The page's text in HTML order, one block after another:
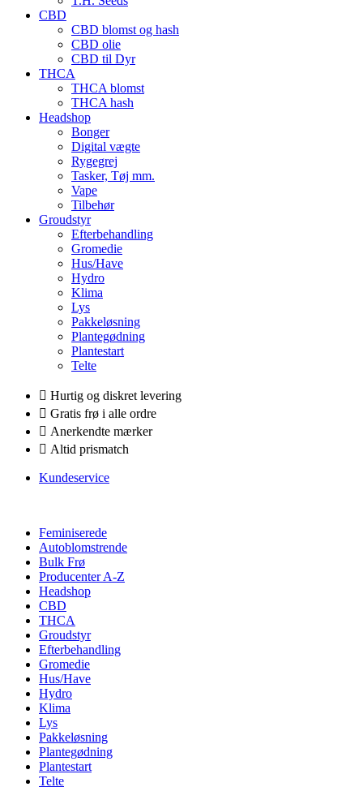
CBD
CBD blomst og hash
CBD olie
CBD til Dyr
THCA
THCA blomst
THCA hash
Headshop
Bonger
Digital vægte
Rygegrej
Tasker, Tøj mm.
Vape
Tilbehør
Groudstyr
Efterbehandling
Gromedie
Hus/Have
Hydro
Klima
Lys
Pakkeløsning
Plantegødning
Plantestart
Telte
Hurtig og diskret levering
Gratis frø i alle ordre
Anerkendte mærker
Altid prismatch
Kundeservice
Feminiserede
Autoblomstrende
Bulk Frø
Producenter A-Z
Headshop
CBD
THCA
Groudstyr
Efterbehandling
Gromedie
Hus/Have
Hydro
Klima
Lys
Pakkeløsning
Plantegødning
Plantestart
Telte